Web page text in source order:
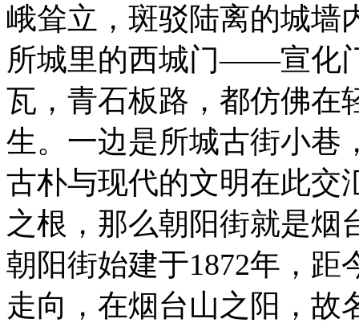
峨耸立，斑驳陆离的城墙
所城里的西城门——宣化
瓦，青石板路，都仿佛在
生。一边是所城古街小巷
古朴与现代的文明在此交
之根，那么朝阳街就是烟
朝阳街始建于1872年，距
走向，在烟台山之阳，故